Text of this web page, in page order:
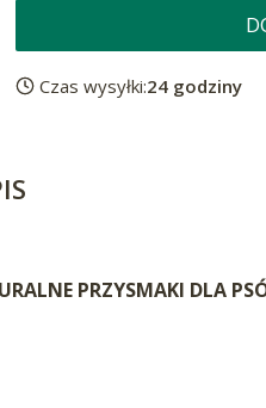
Czas wysyłki:24 godziny
PRZYSMAKI DLA